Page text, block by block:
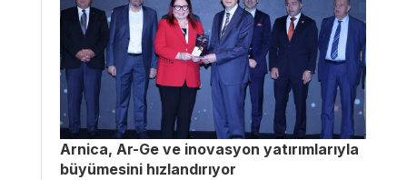
Arnica, Ar-Ge ve inovasyon yatırımlarıyla
büyümesini hızlandırıyor